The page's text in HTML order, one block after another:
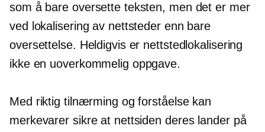
som å bare oversette teksten, men det er mer
ved lokalisering av nettsteder enn bare
oversettelse. Heldigvis er nettstedlokalisering
ikke en uoverkommelig oppgave.
Med riktig tilnærming og forståelse kan
merkevarer sikre at nettsiden deres lander på